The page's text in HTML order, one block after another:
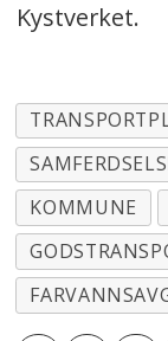
Kystverket.
KOMMUNE